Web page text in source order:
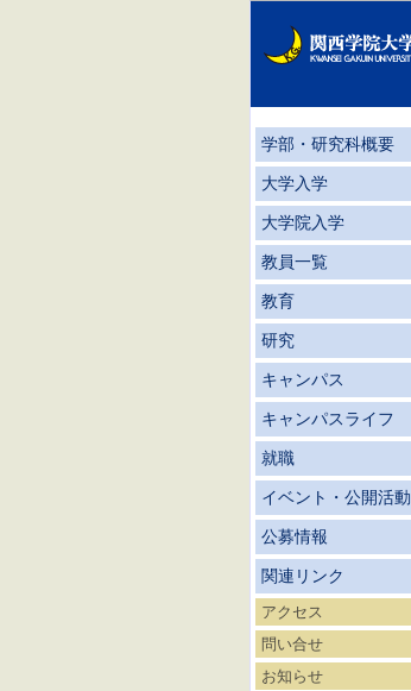
学部・研究科概要
大学入学
大学院入学
教員一覧
教育
研究
キャンパス
キャンパスライフ
就職
イベント・公開活動
公募情報
関連リンク
アクセス
問い合せ
お知らせ